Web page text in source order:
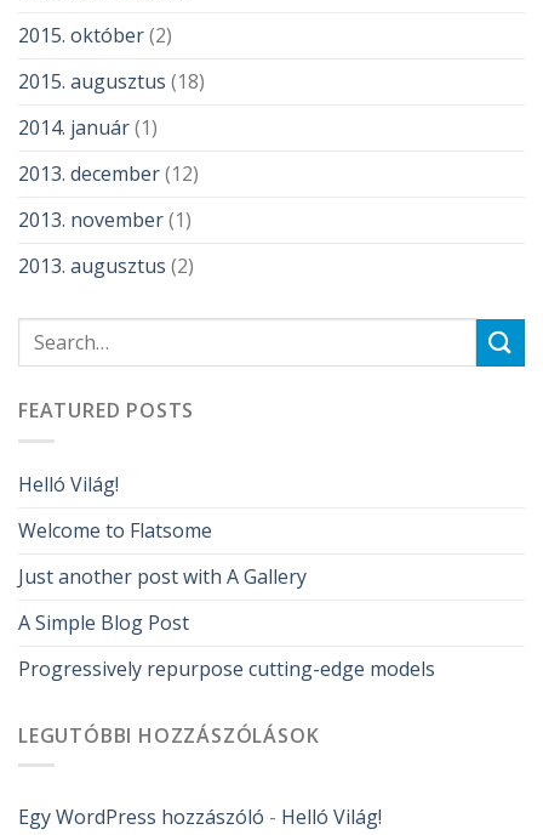
2015. október(2)
2015. augusztus (18)
2014. január(1)
2013. december(12)
2013. november(1)
2013. augusztus (2)
FEATURED POSTS
Helló Világ!
Welcome to Flatsome
Just another post with A Gallery
A Simple Blog Post
Progressively repurpose cutting-edge models
LEGUTÓBBI HOZZÁSZÓLÁSOK
Egy WordPress hozzászóló - Helló Világ!